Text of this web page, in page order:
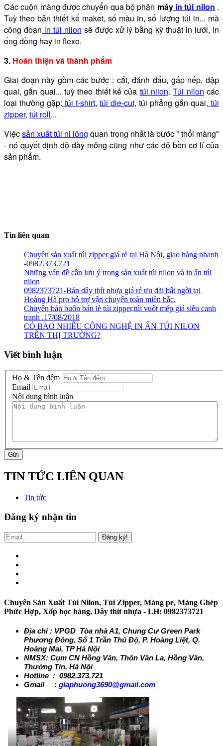
Các cuộn màng được chuyển qua bộ phận máyin túi nilon .
Tuỳ theo bản thiết kế maket, số màu in, số lượng túi in... mà
công đoạn in túi nilon sẽ được xử lý bằng kỹ thuật in lưới, in
ống đồng hay in flexo.
3. Hoàn thiện và thành phẩm
Giai đoạn này gồm các bước : cắt, đánh dấu, gấp nếp, dập
quai, gắn quai... tuỳ theo thiết kế của túi nilon.Túi nilon các
loại thường gặp: túi t-shirt, túi die-cut, túi phẳng gắn quai, túi
zipper, túi roll...
Việcsản xuất túi ni lông quan trọng nhất là bước " thổi màng"
- nó quyết định độ dày mỏng cũng như các độ bền cơ lí của
sản phẩm.
Tin liên quan
Chuyên sản xuất túi zipper giá rẻ tại Hà Nội, giao hàng nhanh
-0982.373.721
Những vấn đề cần lưu ý trong sản xuất túi nilon và in ấn túi
nilon
0982373721-Bán dây thít nhựa giá rẻ ưu đãi bất ngời tại
Hoàng Hà pro hỗ trợ vận chuyển toàn miền bắc.
Chuyên bán buôn bán lẻ túi zipper,túi vuốt mép giá siêu canh
tranh .17/08/2018
CÓ BAO NHIÊU CÔNG NGHỆ IN ẤN TÚI NILON
TRÊN THỊ TRƯỜNG?
Viết bình luận
Họ & Tên đệm
Email
Nội dung bình luận
Gửi
TIN TỨC LIÊN QUAN
Tin tức
Đăng ký nhận tin
Đăng ký!
Chuyên Sản Xuất Túi Nilon, Túi Zipper, Màng pe, Màng Ghép
Phức Hợp, Xốp bọc hàng, Dây thít nhựa - LH: 0982373721
Địa chỉ : VPGD Tòa nhà A1, Chung Cư Green Park
Phương Đông, Số 1 Trần Thủ Độ, P. Hoàng Liệt, Q.
Hoàng Mai, TP Hà Nội
NMSX: Cụm CN Hồng Vân, Thôn Vân La, Hồng Vân,
Thường Tín, Hà Nội
Hotline : 0982.373.721
Gmail : giaphuong3690@gmail.com